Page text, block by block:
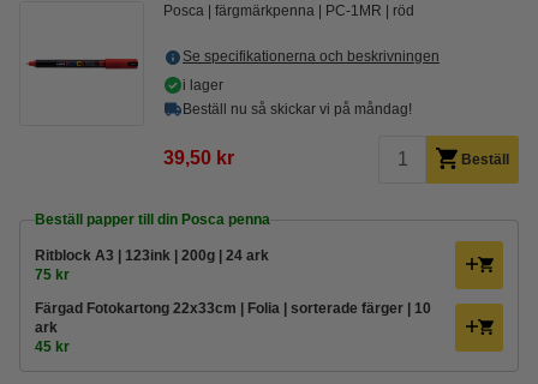
Posca färgmärkpenna PC-1MR röd
Se specifikationerna och beskrivningen
i lager
Beställ nu så skickar vi på måndag!
39,50 kr Beställ
Beställ papper till din Posca penna
Ritblock A3 | 123ink | 200g | 24 ark
75 kr
Färgad Fotokartong 22x33cm | Folia | sorterade färger | 10
ark
45 kr